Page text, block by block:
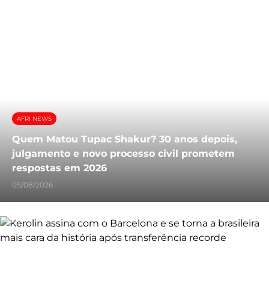
AFRI NEWS
Quem Matou Tupac Shakur? 30 anos depois,
julgamento e novo processo civil prometem
respostas em 2026
05/08/2026